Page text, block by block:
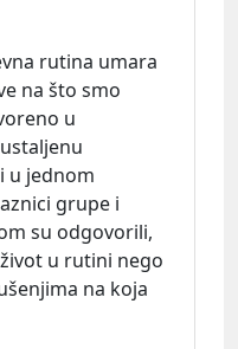
rutina umara
na što smo
u
u jednom
grupe i
su odgovorili,
u rutini nego
na koja